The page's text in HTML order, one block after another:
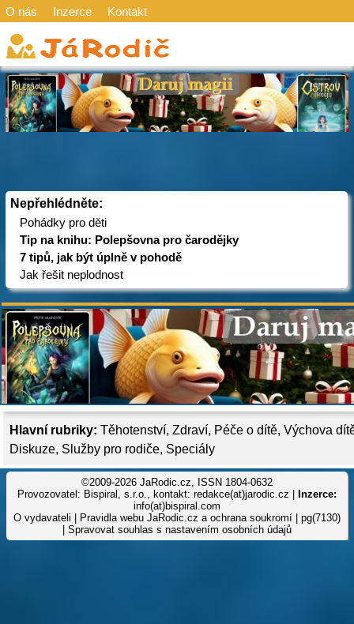
O nás Inzerce Kontakt
Nepřehlédněte:
Pohádky pro děti
Tip na knihu: Polepšovna pro čarodějky
7 tipů, jak být úplně v pohodě
Jak řešit neplodnost
Hlavní rubriky: Těhotenství, Zdraví, Péče o dítě, Výchova
Diskuze, Služby pro rodiče, Speciály
©2009-2026 JaRodic.cz, ISSN 1804-0632
Provozovatel: Bispiral, s.r.o., kontakt: redakce(at)jarodic.cz |
Inzerce:
info(at)bispiral.com
O vydavateli
Pravidla webu JaRodic.cz a ochrana soukromí | pg(7130)
Spravovat souhlas s nastavením osobních údajů